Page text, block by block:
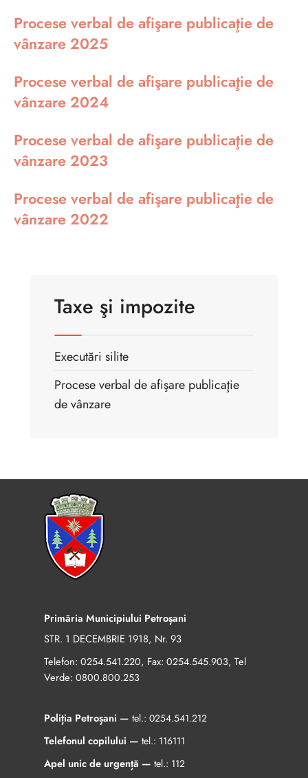
Procese verbal de afişare publicaţie de
vânzare 2025
Procese verbal de afişare publicaţie de
vânzare 2024
Procese verbal de afişare publicaţie de
vânzare 2023
Procese verbal de afişare publicaţie de
vânzare 2022
Taxe şi impozite
Executări silite
Procese verbal de afişare publicaţie
de vânzare
Primăria Municipiului Petroșani
STR. 1 DECEMBRIE 1918, Nr. 93
Telefon: 0254.541.220, Fax: 0254.545.903, Tel
Verde: 0800.800.253
Poliția Petroșani — tel.: 0254.541.212
Telefonul copilului — tel.: 116111
Apel unic de urgență — tel.: 112